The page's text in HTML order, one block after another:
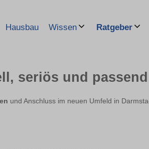
Hausbau Wissen Ratgeber
seriös und passend
und Anschluss im neuen Umfeld in